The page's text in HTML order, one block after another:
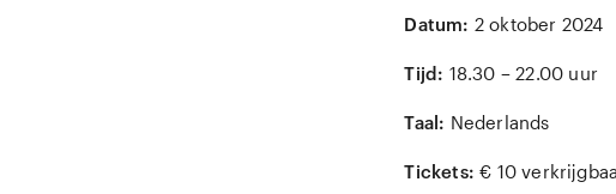
Datum: 2 oktober 2024
Tijd: 18.30 – 22.00 uur
Taal: Nederlands
Tickets:€ 10